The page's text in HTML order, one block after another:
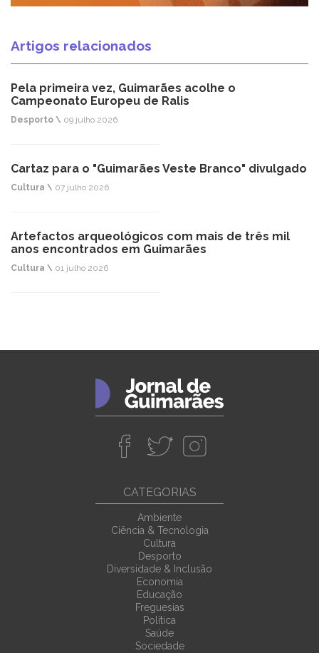
Artigos relacionados
Pela primeira vez, Guimarães acolhe o
Campeonato Europeu de Ralis
Desporto \ 09 julho 2026
Cartaz para o "Guimarães Veste Branco" divulgado
Cultura \ 07 julho 2026
Artefactos arqueológicos com mais de três mil
anos encontrados em Guimarães
Cultura \ 01 julho 2026
CATEGORIAS
Ambiente
Ciência & Tecnologia
Cultura
Desporto
Diversidade & Inclusão
Economia
Educação
Freguesias
Política
Saúde
Sociedade